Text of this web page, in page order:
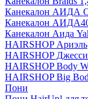
Канекалон АИДА
Канекалон
Канекалон Аида
HAIRSHOP Ариэль
HAIRSHOP
HAIRSHOP Body
HAIRSHOP Big
Пони